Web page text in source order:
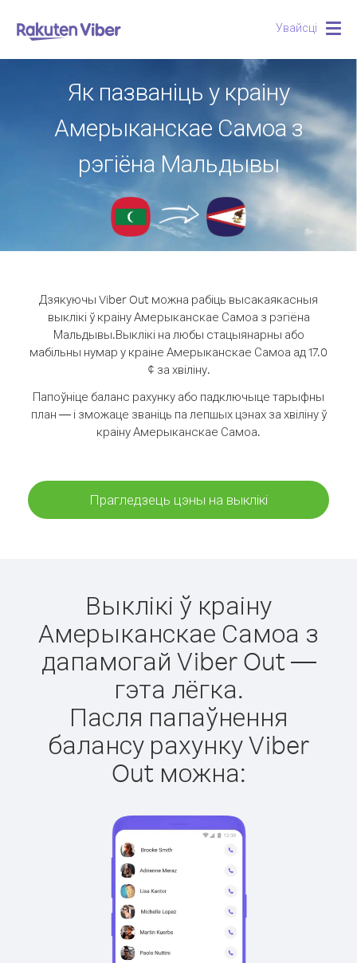
Увайсці
Як пазваніць у краіну
Амерыканскае Самоа з
рэгіёна Мальдывы
Дзякуючы Viber Out можна рабіць высакаякасныя
выклікі ў краіну Амерыканскае Самоа з рэгіёна
Мальдывы.Выклікі на любы стацыянарны або
мабільны нумар у краіне Амерыканскае Самоа ад 17.0
¢ за хвіліну.
Папоўніце баланс рахунку або падключыце тарыфны
план — і зможаце званіць па лепшых цэнах за хвіліну ў
краіну Амерыканскае Самоа.
Прагледзець цэны на выклікі
Выклікі ў краіну
Амерыканскае Самоа з
дапамогай Viber Out —
гэта лёгка.
Пасля папаўнення
балансу рахунку Viber
Out можна: